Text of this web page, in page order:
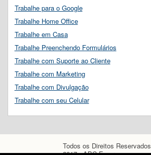
Trabalhe para o Google
Trabalhe Home Office
Trabalhe em Casa
Trabalhe Preenchendo Formulários
Trabalhe com Suporte ao Cliente
Trabalhe com Marketing
Trabalhe com Divulgação
Trabalhe com seu Celular
Todos os Direitos Reservados